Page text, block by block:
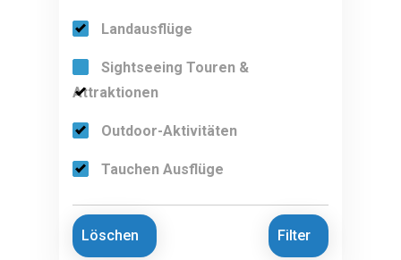
Landausflüge
Sightseeing Touren &
Attraktionen
Outdoor-Aktivitäten
Tauchen Ausflüge
Löschen Filter